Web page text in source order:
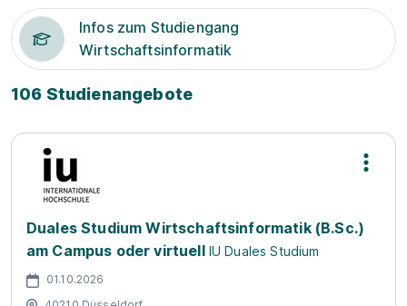
Infos zum Studiengang
Wirtschaftsinformatik
106 Studienangebote
Duales Studium Wirtschaftsinformatik (B.Sc.)
am Campus oder virtuell IU Duales Studium
01.10.2026